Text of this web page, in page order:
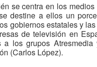
se centra en los
destine a ellos un
gobiernos estatales y
de televisión en
a los grupos
(Carlos López).